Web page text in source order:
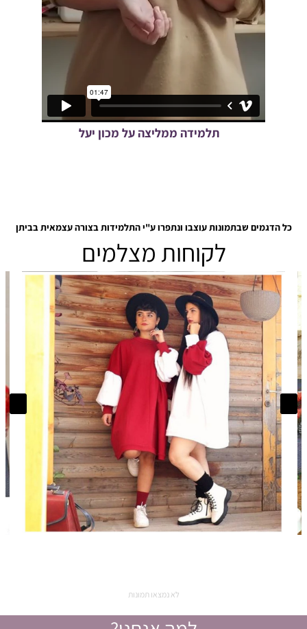
תלמידה ממליצה על מכון יעל
כל הדגמים שבתמונות עוצבו ונתפרו ע"י התלמידות בצורה עצמאית בביתן
לקוחות מצלמים
לא נמצאו תמונות